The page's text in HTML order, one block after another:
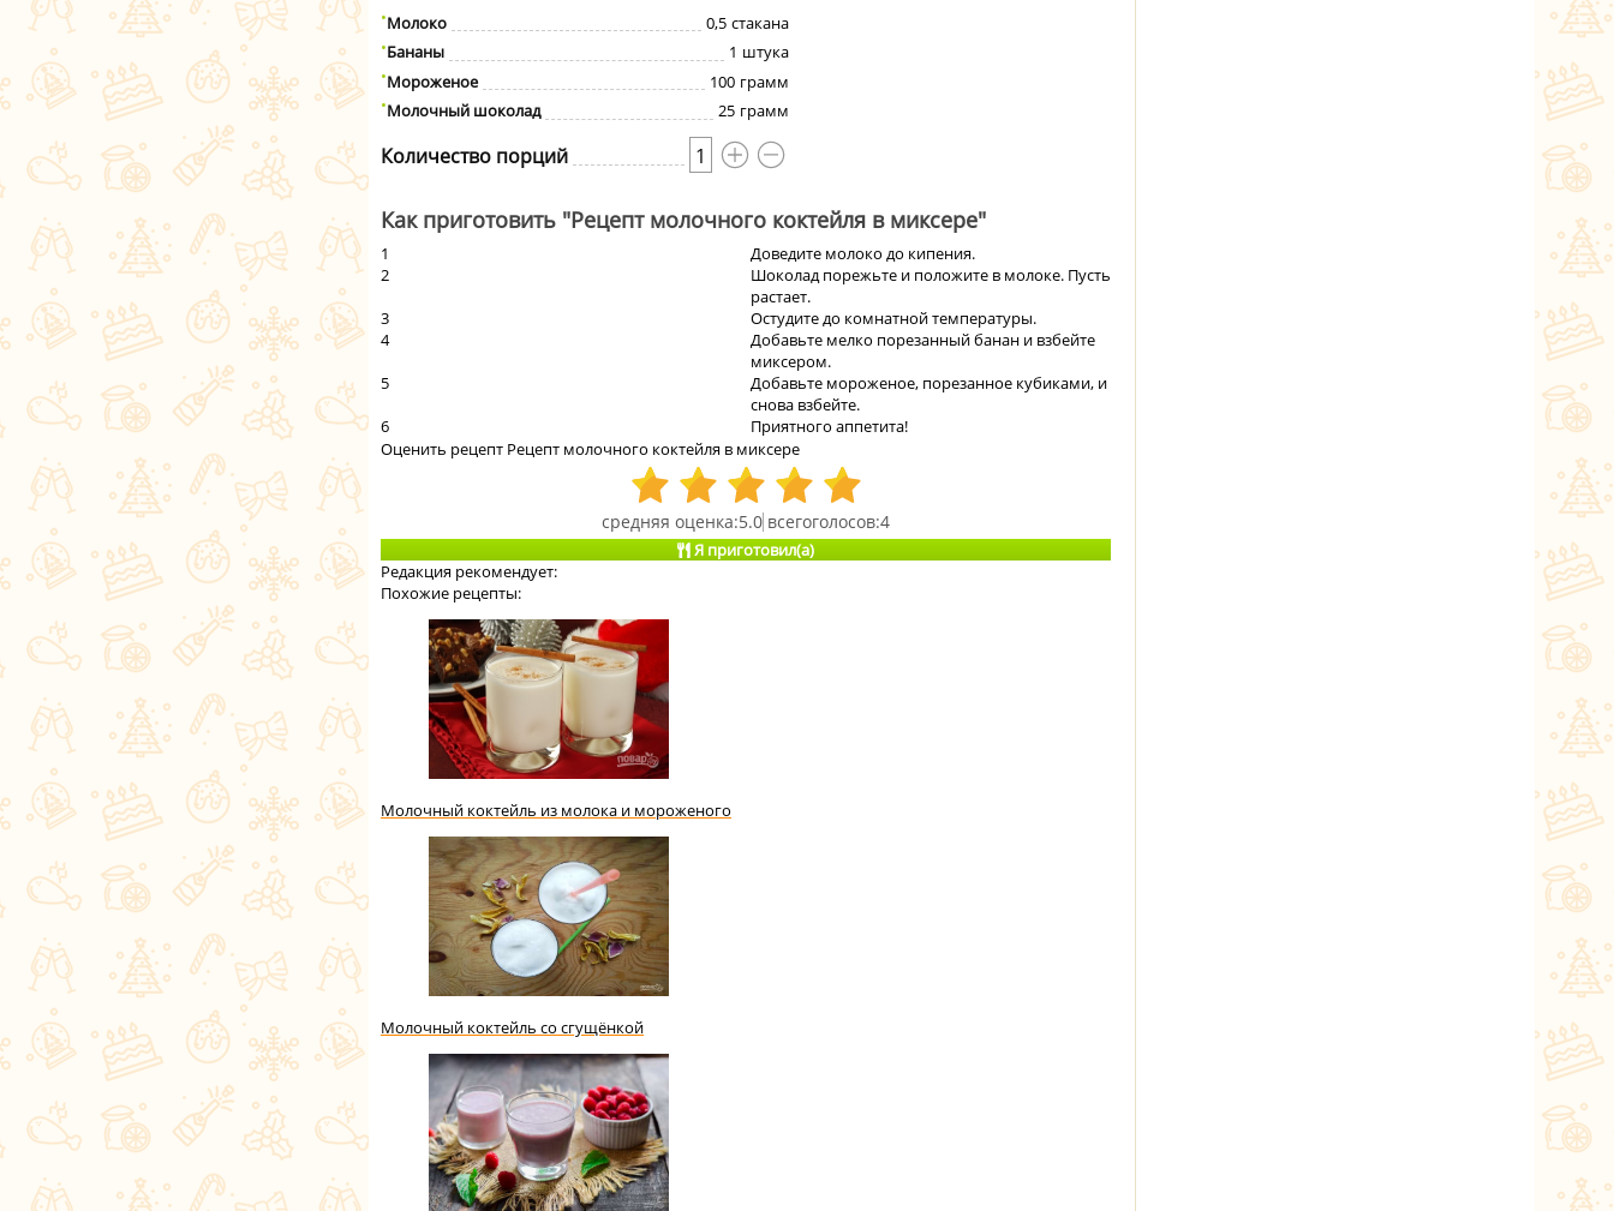
Молоко 0,5 стакана
Бананы
1 штука
Мороженое
100 грамм
Молочный шоколад
25 грамм
Количество порций 1
Как приготовить "Рецепт молочного коктейля в миксере"
1
Доведите молоко до кипения.
2
Шоколад порежьте и положите в молоке. Пусть
растает.
3
Остудите до комнатной температуры.
4
Добавьте мелко порезанный банан и взбейте
миксером.
5
Добавьте мороженое, порезанное кубиками, и
снова взбейте.
6
Приятного аппетита!
Оценить рецепт Рецепт молочного коктейля в миксере
5.0 4
Я приготовил(а)
Редакция рекомендует:
Похожие рецепты:
Молочный коктейль из молока и мороженого
Молочный коктейль со сгущёнкой